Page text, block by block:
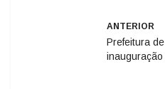
ANTERIOR
Prefeitura